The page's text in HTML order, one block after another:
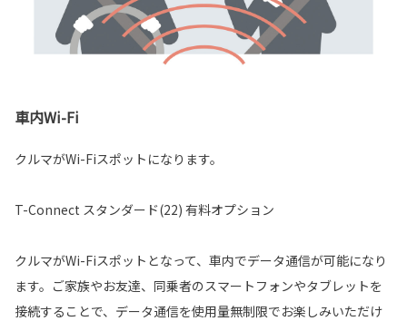
車内Wi-Fi
クルマがWi-Fiスポットになります。
T-Connect スタンダード(22) 有料オプション
クルマがWi-Fiスポットとなって、車内でデータ通信が可能になり
ます。ご家族やお友達、同乗者のスマートフォンやタブレットを
接続することで、データ通信を使用量無制限でお楽しみいただけ